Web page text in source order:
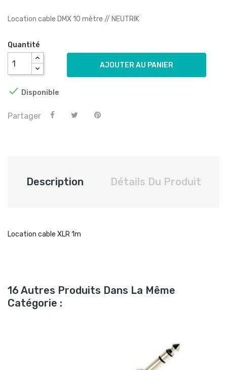
Location cable DMX 10 mètre // NEUTRIK
Quantité
AJOUTER AU PANIER
 Disponible
Partager
Description Détails Du Produit
Location cable XLR 1m
16 Autres Produits Dans La Même
Catégorie :